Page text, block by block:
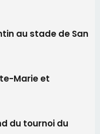
à Cruculi le
organise une